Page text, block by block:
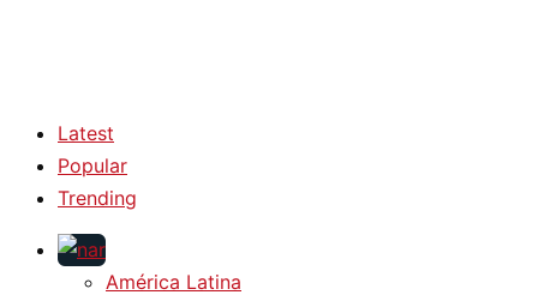
Latest
Popular
Trending
América Latina